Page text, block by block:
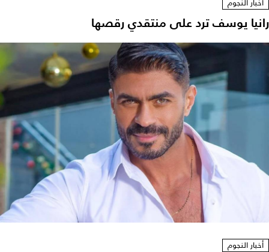
أخبار النجوم
رانيا يوسف ترد على منتقدي رقصها
أخبار النجوم